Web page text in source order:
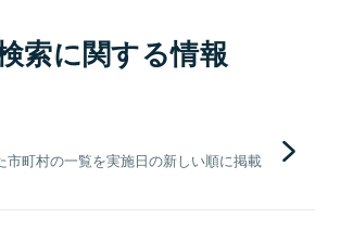
索に関する情報
市町村の一覧を実施日の新しい順に掲載